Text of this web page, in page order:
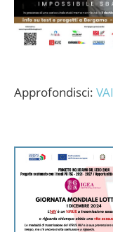
Approfondisci: VAI